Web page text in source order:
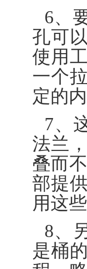
6、
孔可
使用
一个
定的
7、
法兰
叠而
部提
用这
8、
是桶